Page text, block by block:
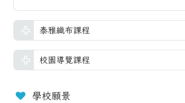
泰雅織布課程
校園導覽課程
學校願景